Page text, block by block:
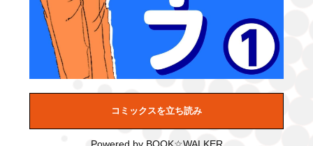
コミックスを立ち読み